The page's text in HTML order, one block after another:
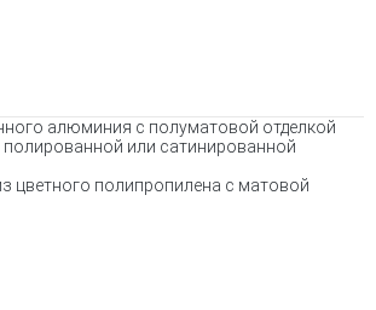
алюминия с полуматовой отделкой
или сатинированной
цветного полипропилена с матовой